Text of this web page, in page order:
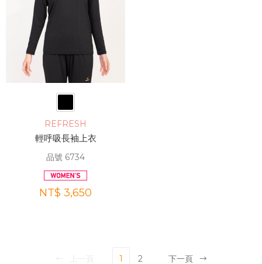
REFRESH
輕呼吸長袖上衣
品號 6734
NT$ 3,650
1 2 下一頁